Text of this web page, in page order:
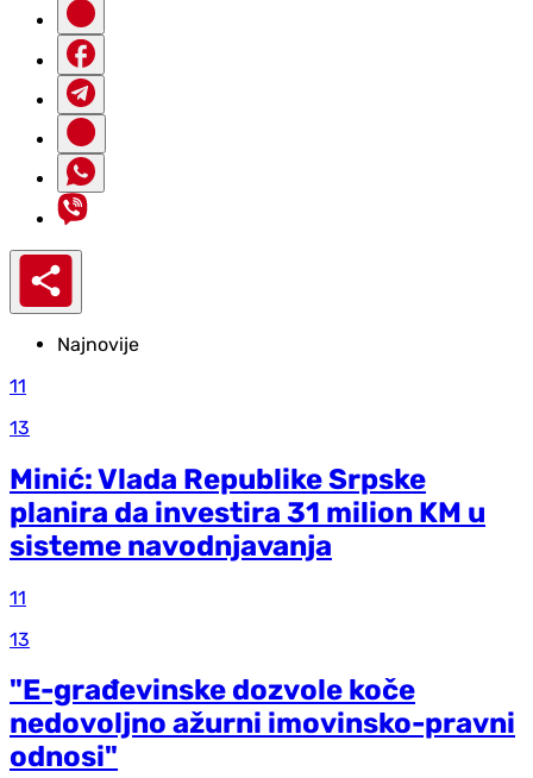
Najnovije
11
13
Minić: Vlada Republike Srpske
planira da investira 31 milion KM u
sisteme navodnjavanja
11
13
"E-građevinske dozvole koče
nedovoljno ažurni imovinsko-pravni
odnosi"